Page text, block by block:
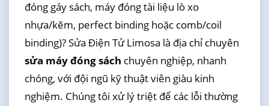
đóng gáy sách, máy đóng tài liệu lò xo
nhựa/kẽm, perfect binding hoặc comb/coil
binding)? Sửa Điện Tử Limosa là địa chỉ chuyên
sửa máy đóng sách chuyên nghiệp, nhanh
chóng, với đội ngũ kỹ thuật viên giàu kinh
nghiệm. Chúng tôi xử lý triệt để các lỗi thường